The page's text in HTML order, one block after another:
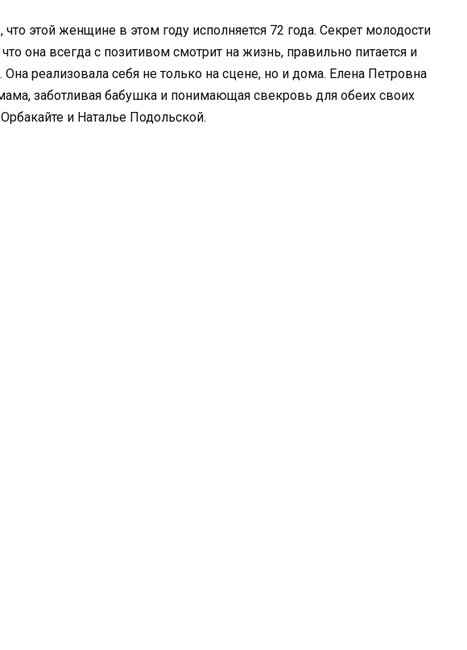
что этой женщине в этом году исполняется 72 года. Секрет молодости
она всегда с позитивом смотрит на жизнь, правильно питается и
Она реализовала себя не только на сцене, но и дома. Елена Петровна
заботливая бабушка и понимающая свекровь для обеих своих
и Наталье Подольской.